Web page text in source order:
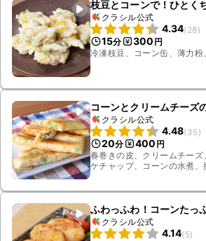
枝豆とコーンで！ひとく
クラシル公式
4.34(28)
15分 300 円
冷凍枝豆、コーン缶、薄力粉
コーンとクリームチーズ
クラシル公式
4.48(35)
20分 400 円
春巻きの皮、クリームチーズ
ケチャップ、コーンの水煮、
ふわっふわ！コーンたっ
クラシル公式
4.14(5)